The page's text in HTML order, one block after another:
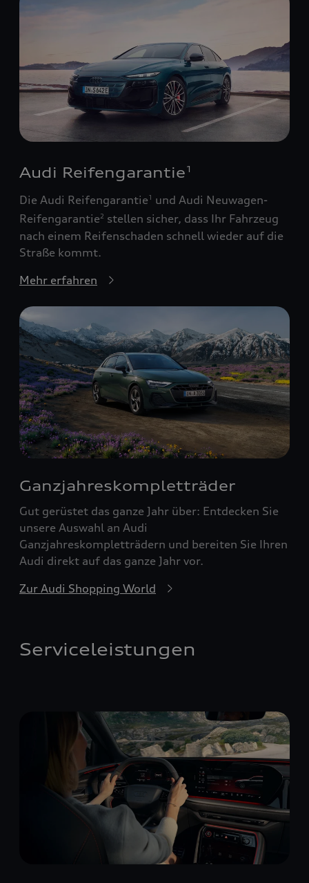
Audi Reifengarantie 1
Die Audi Reifengarantie1
und Audi Neuwagen-
Reifengarantie2 stellen sicher, dass Ihr Fahrzeug
nach einem Reifenschaden schnell wieder auf die
Straße kommt.
Mehr erfahren
Ganzjahreskompletträder
Gut gerüstet das ganze Jahr über: Entdecken Sie
unsere Auswahl an Audi
Ganzjahreskompletträdern und bereiten Sie Ihren
Audi direkt auf das ganze Jahr vor.
Zur Audi Shopping World
Serviceleistungen